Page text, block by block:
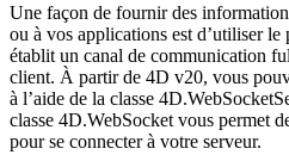
Une façon de fournir des
ou à vos applications est d’utiliser
établit un canal de communication
client. À partir de 4D v20, vous
à l’aide de la classe 4D.
classe 4D.WebSocket vous permet
pour se connecter à votre serveur.